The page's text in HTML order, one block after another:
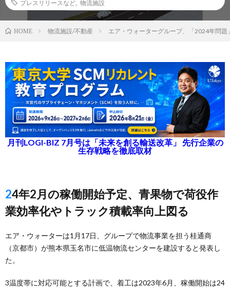
プレスリリースなど
物流施設
HOME 物流施設/不動産 エア・ウォーターグループ、「2024年問
月刊LOGI-BIZ 7月号は「未来を創る輸送改革」 先行企業の
生存戦略を徹底取材
24年2月の稼働開始予定、青果物で荷役作
業効率化やトラック積載率向上図る
エア・ウォーターは1月17日、グループで物流事業を担う桂通商
（京都市）が熊本県玉名市に低温物流センターを建設すると発表し
た。
3温度帯に対応可能とする計画で、着工は2023年6月、稼働開始は24